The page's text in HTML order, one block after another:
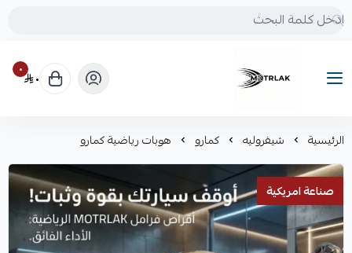
Motrlak
٠ ٠
الرئيسية شيفروليه كمارو هوبات رياضية كمارو
صناعة امريكية